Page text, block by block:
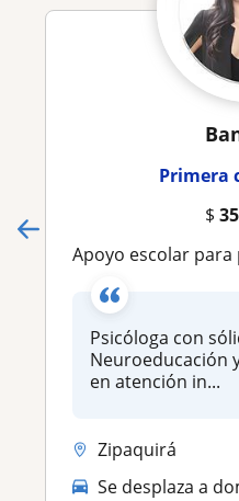
Primera
$
Apoyo escolar para
Psicóloga con
Neuroeducación
en atención in...
Zipaquirá
Se desplaza a